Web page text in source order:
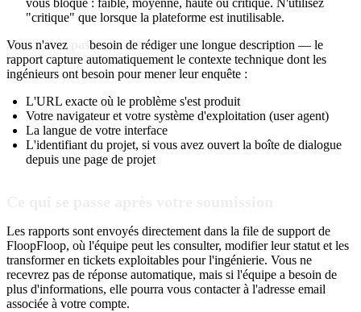
vous bloque : faible, moyenne, haute ou critique. N'utilisez
"critique" que lorsque la plateforme est inutilisable.
Vous n'avez
besoin de rédiger une longue description — le
rapport capture automatiquement le contexte technique dont les
ingénieurs ont besoin pour mener leur enquête :
L'URL exacte où le problème s'est produit
Votre navigateur et votre système d'exploitation (user agent)
La langue de votre interface
L'identifiant du projet, si vous avez ouvert la boîte de dialogue
depuis une page de projet
Les rapports sont envoyés directement dans la file de support de
FloopFloop, où l'équipe peut les consulter, modifier leur statut et les
transformer en tickets exploitables pour l'ingénierie. Vous ne
recevrez pas de réponse automatique, mais si l'équipe a besoin de
plus d'informations, elle pourra vous contacter à l'adresse email
associée à votre compte.